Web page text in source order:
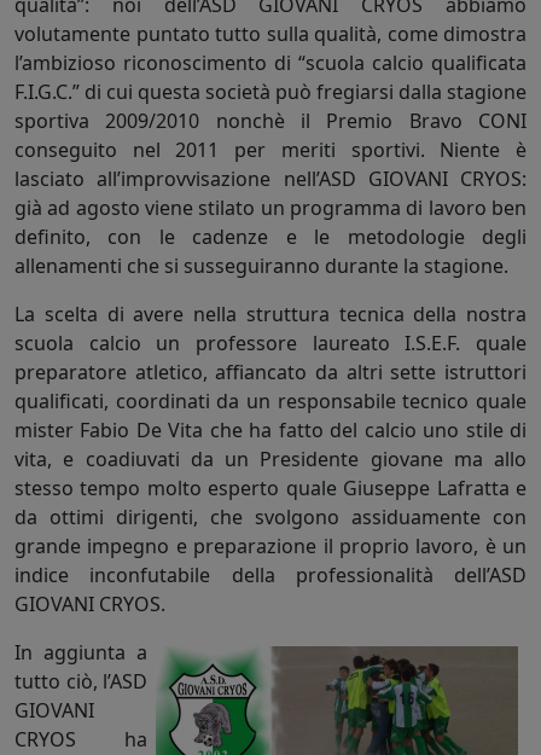
qualità”: noi dell’ASD GIOVANI CRYOS abbiamo
volutamente puntato tutto sulla qualità, come dimostra
l’ambizioso riconoscimento di “scuola calcio qualificata
F.I.G.C.” di cui questa società può fregiarsi dalla stagione
sportiva 2009/2010 nonchè il Premio Bravo CONI
conseguito nel 2011 per meriti sportivi. Niente è
lasciato all’improvvisazione nell’ASD GIOVANI CRYOS:
già ad agosto viene stilato un programma di lavoro ben
definito, con le cadenze e le metodologie degli
allenamenti che si susseguiranno durante la stagione.
La scelta di avere nella struttura tecnica della nostra
scuola calcio un professore laureato I.S.E.F. quale
preparatore atletico, affiancato da altri sette istruttori
qualificati, coordinati da un responsabile tecnico quale
mister Fabio De Vita che ha fatto del calcio uno stile di
vita, e coadiuvati da un Presidente giovane ma allo
stesso tempo molto esperto quale Giuseppe Lafratta e
da ottimi dirigenti, che svolgono assiduamente con
grande impegno e preparazione il proprio lavoro, è un
indice inconfutabile della professionalità dell’ASD
GIOVANI CRYOS.
In aggiunta a
tutto ciò, l’ASD
GIOVANI
CRYOS ha